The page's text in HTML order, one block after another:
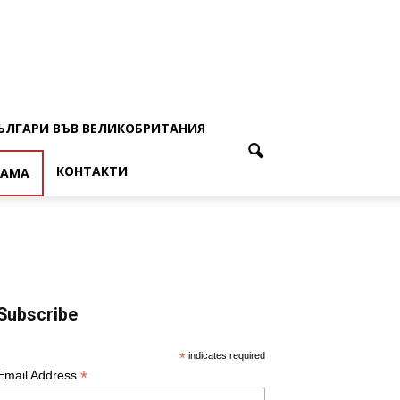
ВЪВ ВЕЛИКОБРИТАНИЯ
КОНТАКТИ
* indicates required
Address *